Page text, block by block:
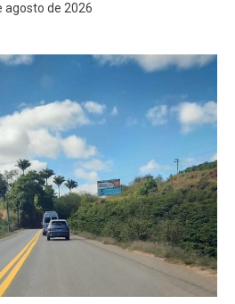
agosto de 2026